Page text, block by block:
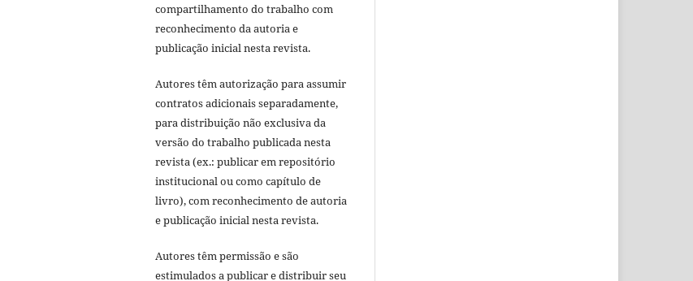
compartilhamento do trabalho com
reconhecimento da autoria e
publicação inicial nesta revista.
Autores têm autorização para assumir
contratos adicionais separadamente,
para distribuição não exclusiva da
versão do trabalho publicada nesta
revista (ex.: publicar em repositório
institucional ou como capítulo de
livro), com reconhecimento de autoria
e publicação inicial nesta revista.
Autores têm permissão e são
estimulados a publicar e distribuir seu